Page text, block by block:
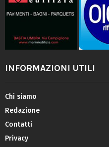
INFORMAZIONI UTILI
Chi siamo
Redazione
Contatti
Privacy